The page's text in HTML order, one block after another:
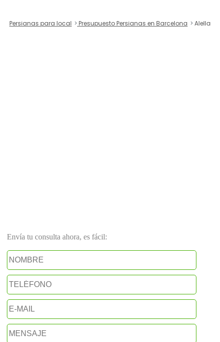
Persianas para local Presupuesto Persianas en Barcelona Alella
Envía tu consulta ahora, es fácil: